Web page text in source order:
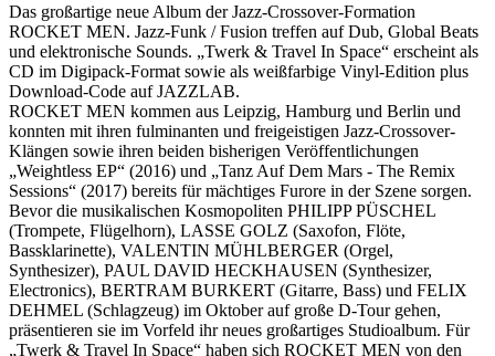
Das großartige neue Album der Jazz-Crossover-Formation
ROCKET MEN. Jazz-Funk / Fusion treffen auf Dub, Global Beats
und elektronische Sounds. „Twerk & Travel In Space“ erscheint als
CD im Digipack-Format sowie als weißfarbige Vinyl-Edition plus
Download-Code auf JAZZLAB.
ROCKET MEN kommen aus Leipzig, Hamburg und Berlin und
konnten mit ihren fulminanten und freigeistigen Jazz-Crossover-
Klängen sowie ihren beiden bisherigen Veröffentlichungen
„Weightless EP“ (2016) und „Tanz Auf Dem Mars - The Remix
Sessions“ (2017) bereits für mächtiges Furore in der Szene sorgen.
Bevor die musikalischen Kosmopoliten PHILIPP PÜSCHEL
(Trompete, Flügelhorn), LASSE GOLZ (Saxofon, Flöte,
Bassklarinette), VALENTIN MÜHLBERGER (Orgel,
Synthesizer), PAUL DAVID HECKHAUSEN (Synthesizer,
Electronics), BERTRAM BURKERT (Gitarre, Bass) und FELIX
DEHMEL (Schlagzeug) im Oktober auf große D-Tour gehen,
präsentieren sie im Vorfeld ihr neues großartiges Studioalbum. Für
„Twerk & Travel In Space“ haben sich ROCKET MEN von den